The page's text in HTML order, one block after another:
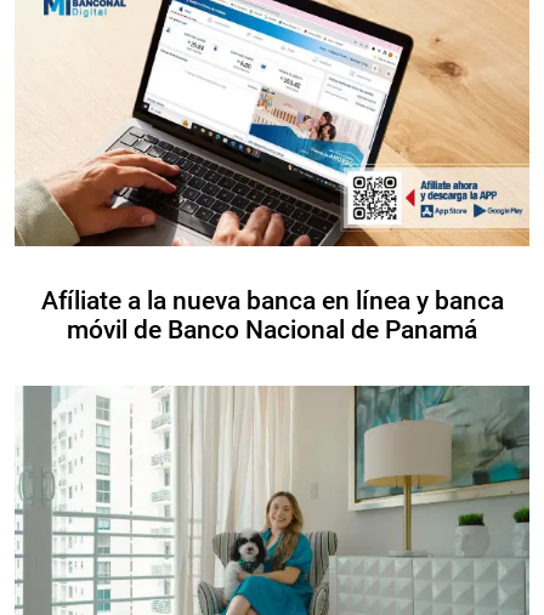
Afíliate a la nueva banca en línea y banca
móvil de Banco Nacional de Panamá